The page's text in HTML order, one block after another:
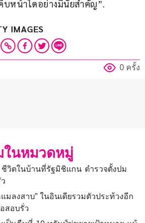
บหน้าใดอย่างมีนัยสำคัญ”.
IMAGES
0 ครั้ง
นหมวดหมู่
วิตในบ้านที่รัฐมิชิแกน ตำรวจตั้งปม
มลงสาบ” ในอินเดียรวมตัวประท้วงอีก
สอบรั่ว